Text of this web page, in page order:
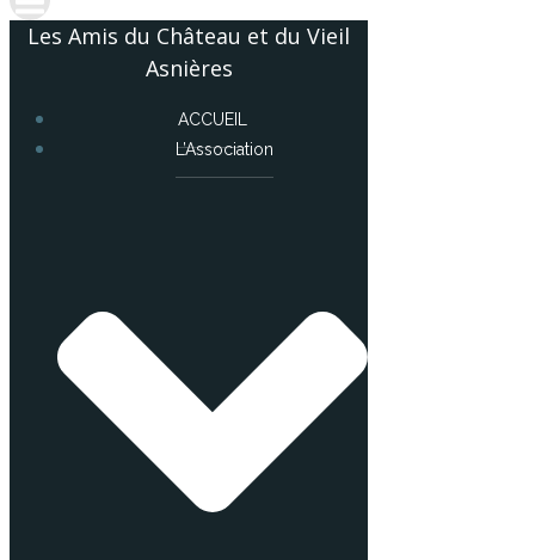
Les Amis du Château et du Vieil
Asnières
ACCUEIL
L’Association